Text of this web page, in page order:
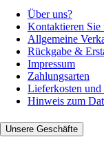
Über uns?
Kontaktieren Sie
Allgemeine
Rückgabe &
Impressum
Zahlungsarten
Lieferkosten und
Hinweis zum
Unsere Geschäfte